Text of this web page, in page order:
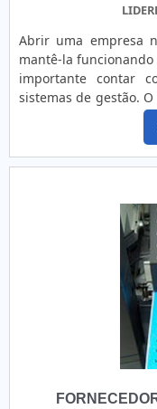
Abrir uma empresa
mantê-la
importante contar
sistemas de gestão.
já foi realizado, no
desse momento os
empresa,
pois cada um dos